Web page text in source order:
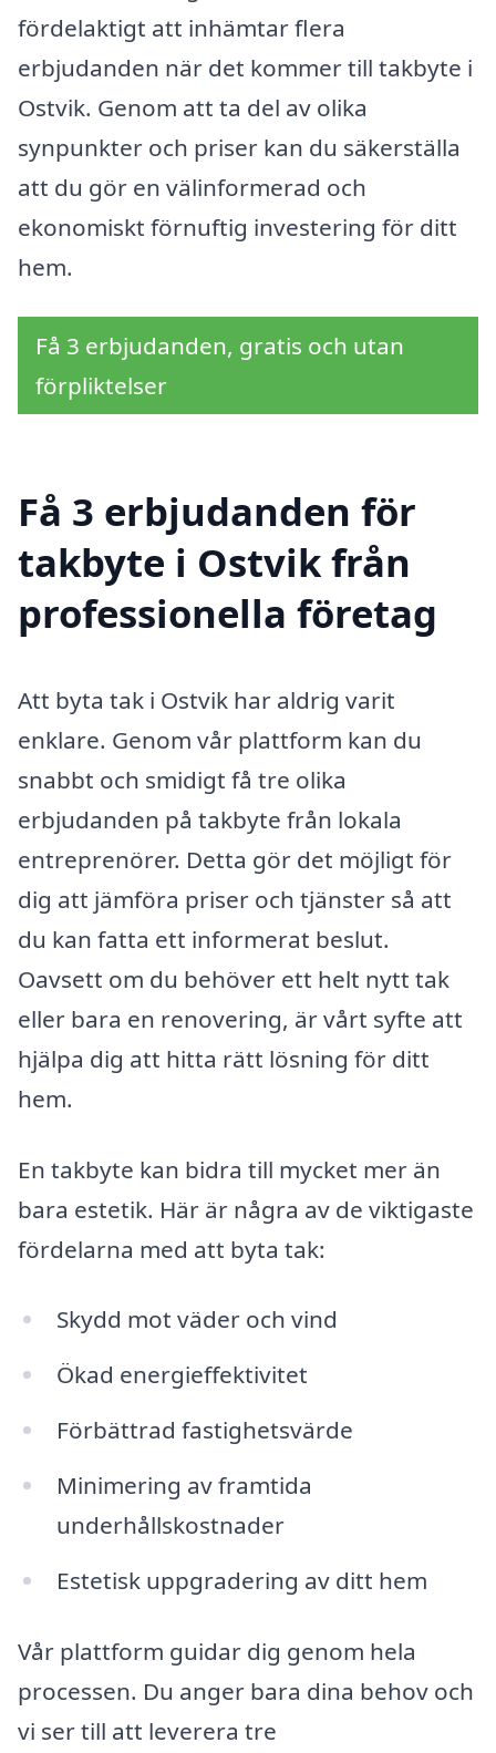
fördelaktigt att inhämtar flera
erbjudanden när det kommer till takbyte i
Ostvik. Genom att ta del av olika
synpunkter och priser kan du säkerställa
att du gör en välinformerad och
ekonomiskt förnuftig investering för ditt
hem.
Få 3 erbjudanden, gratis och utan
förpliktelser
Få 3 erbjudanden för
takbyte i Ostvik från
professionella företag
Att byta tak i Ostvik har aldrig varit
enklare. Genom vår plattform kan du
snabbt och smidigt få tre olika
erbjudanden på takbyte från lokala
entreprenörer. Detta gör det möjligt för
dig att jämföra priser och tjänster så att
du kan fatta ett informerat beslut.
Oavsett om du behöver ett helt nytt tak
eller bara en renovering, är vårt syfte att
hjälpa dig att hitta rätt lösning för ditt
hem.
En takbyte kan bidra till mycket mer än
bara estetik. Här är några av de viktigaste
fördelarna med att byta tak:
Skydd mot väder och vind
Ökad energieffektivitet
Förbättrad fastighetsvärde
Minimering av framtida
underhållskostnader
Estetisk uppgradering av ditt hem
Vår plattform guidar dig genom hela
processen. Du anger bara dina behov och
vi ser till att leverera tre